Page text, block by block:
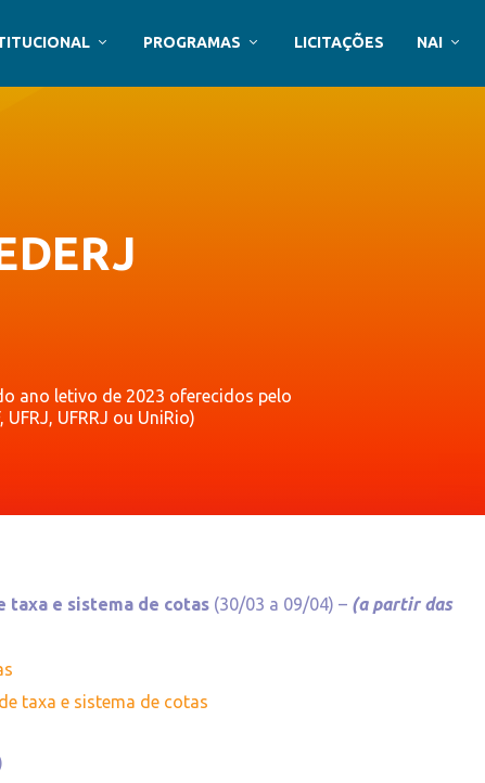
PROGRAMAS LICITAÇÕES NAI
ano letivo de 2023 oferecidos pelo
UFRRJ ou UniRio)
taxa e sistema de cotas (30/03 a 09/04) – (a partir das
taxa e sistema de cotas